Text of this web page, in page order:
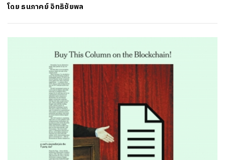
โดย ธนภาคย์ อิทธิชัยพล